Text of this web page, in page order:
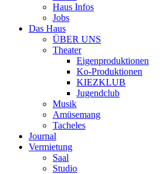
Haus Infos
Jobs
Das Haus
ÜBER UNS
Theater
Eigenproduktionen
Ko-Produktionen
KIEZKLUB
Jugendclub
Musik
Amüsemang
Tacheles
Journal
Vermietung
Saal
Studio